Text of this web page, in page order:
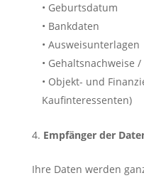
• Geburtsdatum
• Bankdaten
• Ausweisunterlagen
• Gehaltsnachweise
• Objekt- und
Kaufinteressenten)
Empfänger der
Ihre Daten werden